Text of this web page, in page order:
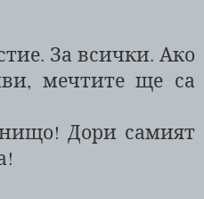
За всички. Ако
мечтите ще са
Дори самият